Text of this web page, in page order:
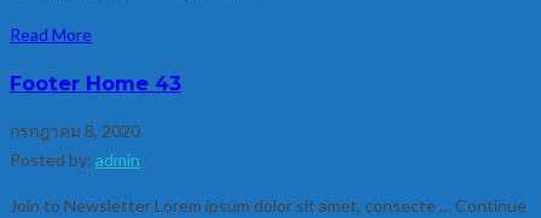
Read More
Footer Home 43
กรกฎาคม 8, 2020
Posted by: admin
Join to Newsletter Lorem ipsum dolor sit amet, consecte … Continue